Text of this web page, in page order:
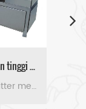
Kecepatan tinggi mesin pemotong ikan
Silent cutter membuat bahan menjadi daging cincang dengan kecepatan tinggi.